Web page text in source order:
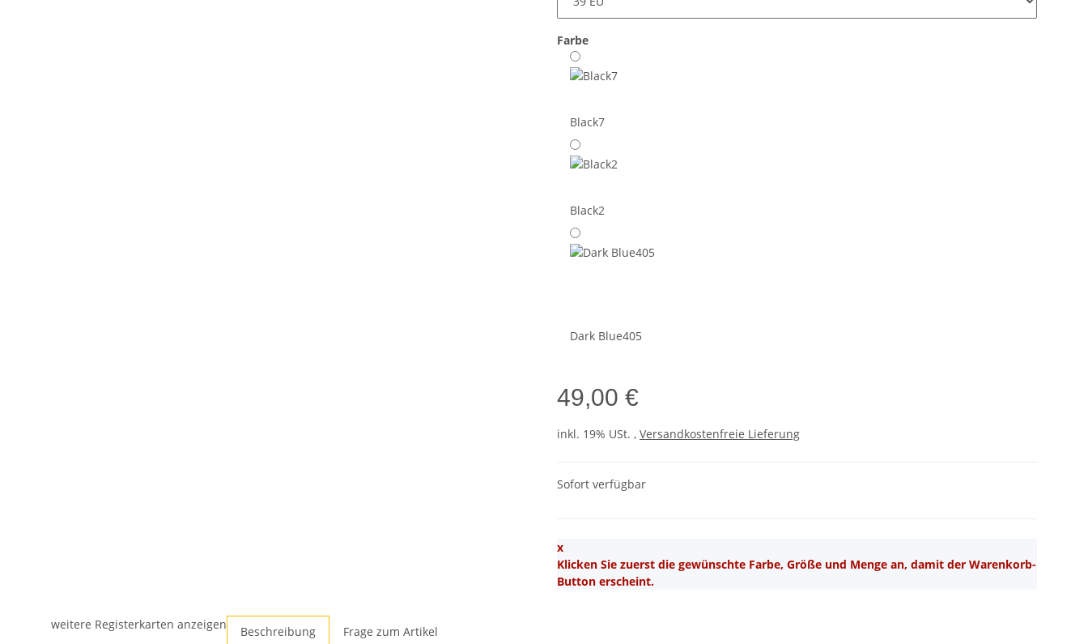
Farbe
Black7
Black2
Dark Blue405
49,00 €
inkl. 19% USt. , Versandkostenfreie Lieferung
Sofort verfügbar
x
Klicken Sie zuerst die gewünschte Farbe, Größe und Menge an, damit der Warenkorb-
Button erscheint.
weitere Registerkarten anzeigen Beschreibung Frage zum Artikel